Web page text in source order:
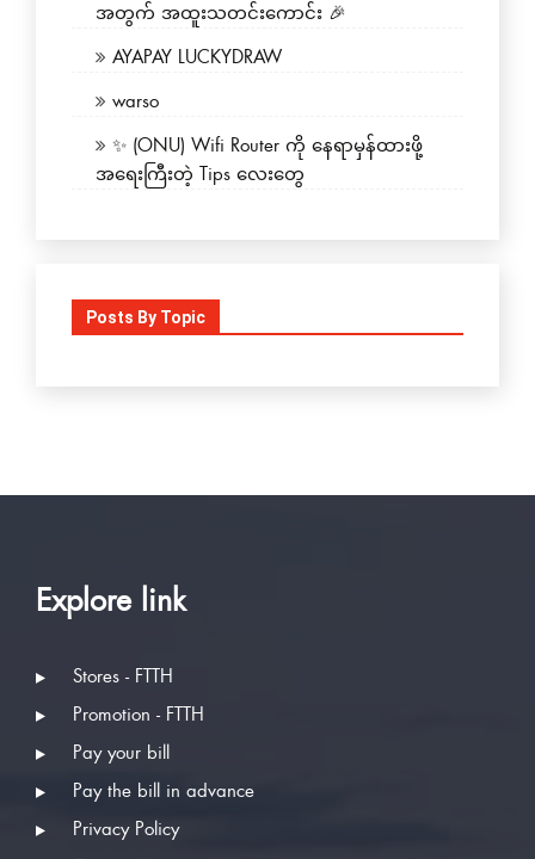
အတွက် အထူးသတင်းကောင်း 🎉
AYAPAY LUCKYDRAW
warso
✨ (ONU) Wifi Router ကို နေရာမှန်ထားဖို့
အရေးကြီးတဲ့ Tips လေးတွေ
Posts By Topic
Explore link
Stores - FTTH
Promotion - FTTH
Pay your bill
Pay the bill in advance
Privacy Policy